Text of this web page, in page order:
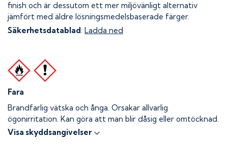
finish och är dessutom ett mer miljövänligt alternativ
jämfört med äldre lösningsmedelsbaserade färger.
Säkerhetsdatablad: Ladda ned
Fara
Brandfarlig vätska och ånga. Orsakar allvarlig
ögonirritation. Kan göra att man blir dåsig eller omtöcknad.
Visa skyddsangivelser